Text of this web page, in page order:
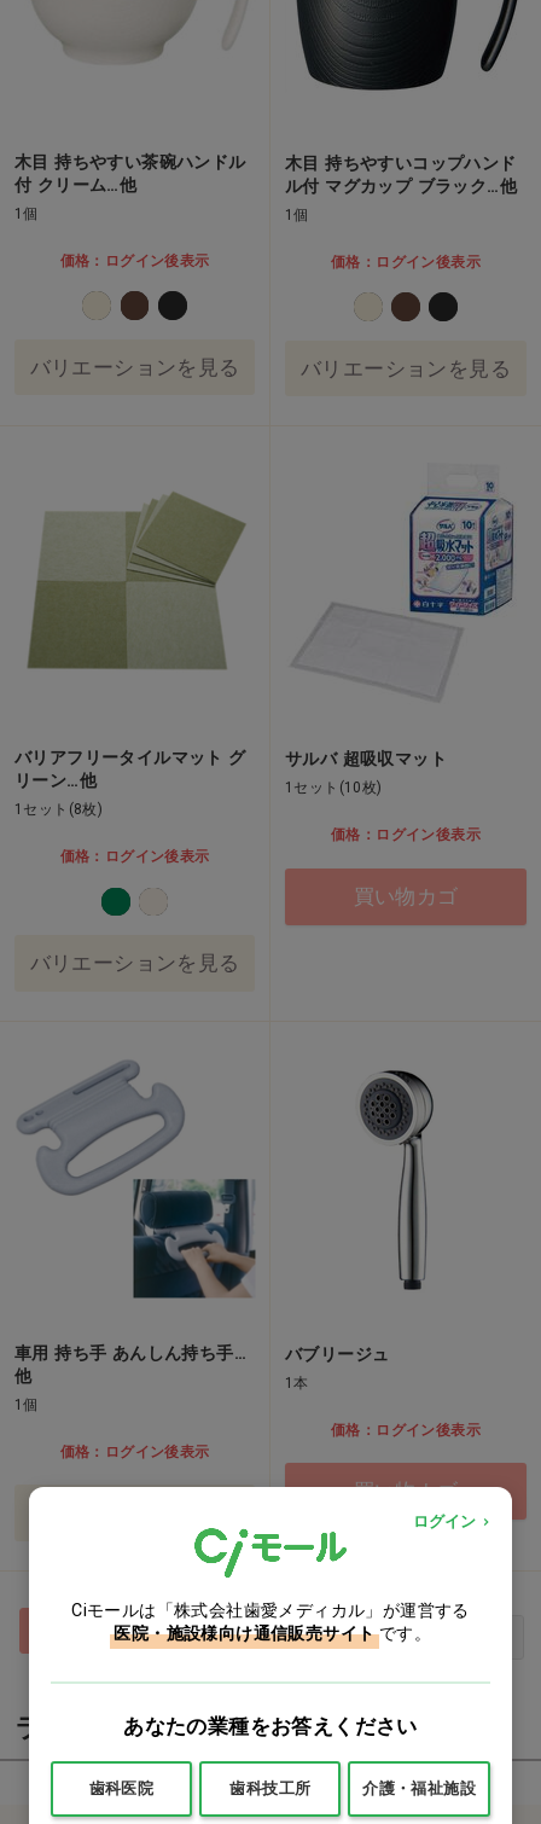
木目 持ちやすい茶碗ハンドル
付 クリーム…他
1個
価格：ログイン後表示
バリエーションを見る
木目 持ちやすいコップハンド
ル付 マグカップ ブラック…他
1個
価格：ログイン後表示
バリエーションを見る
バリアフリータイルマット グ
リーン…他
1セット(8枚)
価格：ログイン後表示
バリエーションを見る
サルバ 超吸収マット
1セット(10枚)
価格：ログイン後表示
買い物カゴ
車用 持ち手 あんしん持ち手…
他
1個
価格：ログイン後表示
バブリージュ
1本
価格：ログイン後表示
買い物カゴ
最初 前へ 次へ
ライフケア（介護）
ログイン
Ciモールは「株式会社歯愛メディカル」が運営する
医院・施設様向け通信販売サイト です。
あなたの業種をお答えください
歯科医院 歯科技工所 介護・福祉施設